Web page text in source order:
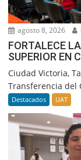
agosto 8, 2026
FORTALECE
SUPERIOR EN
Ciudad Victoria,
Transferencia del
Destacados UAT